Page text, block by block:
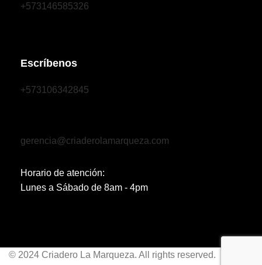
+573146585326
Escríbenos
+573106342845
gerencia@criaderolamarqueza.com
Horario de atención:
Lunes a Sábado de 8am - 4pm
© 2024 Criadero La Marqueza. All rights reserved.